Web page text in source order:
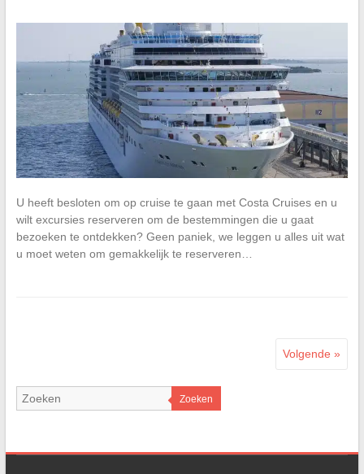
U heeft besloten om op cruise te gaan met Costa Cruises en u
wilt excursies reserveren om de bestemmingen die u gaat
bezoeken te ontdekken? Geen paniek, we leggen u alles uit wat
u moet weten om gemakkelijk te reserveren…
Volgende »
Zoeken